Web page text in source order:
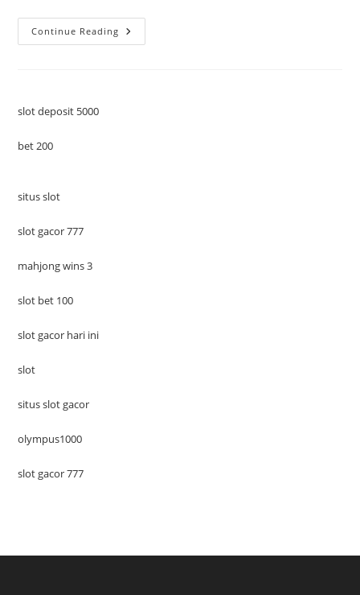
Continue Reading Inovasi
Pendanaan
slot deposit 5000
bet 200
situs slot
slot gacor 777
mahjong wins 3
slot bet 100
slot gacor hari ini
slot
situs slot gacor
olympus1000
slot gacor 777